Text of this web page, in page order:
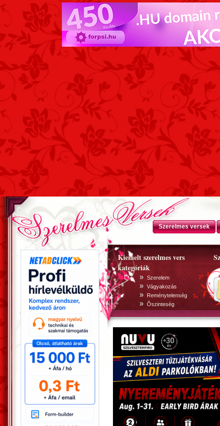
Szerelmes versek
Kiemelt szerelmes vers
kategóriák
» Szerelem
» Vágyakozás
» Reménytelenség
» Õszinteség